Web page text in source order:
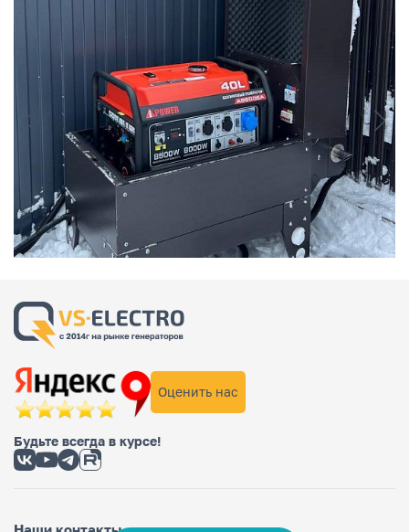
Оценить нас
Будьте всегда в курсе!